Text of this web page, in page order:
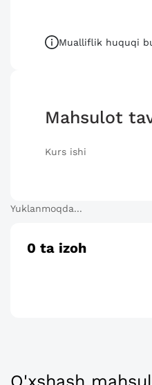
Mualliflik huquqi
Mahsulot
Kurs ishi
Yuklanmoqda...
0 ta izoh